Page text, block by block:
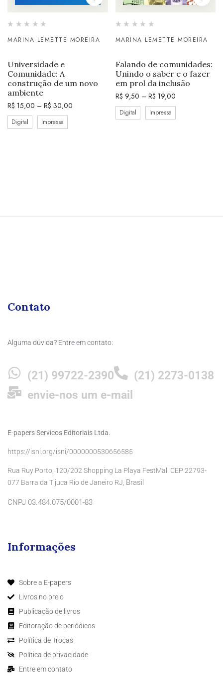
MARINA LEMETTE MOREIRA
Universidade e
Comunidade: A
construção de um novo
ambiente
R$ 15,00 – R$ 30,00
Digital Impressa
MARINA LEMETTE MOREIRA
Falando de comunidades:
Unindo o saber e o fazer
em prol da inclusão
R$ 9,50 – R$ 19,00
Digital Impressa
Contato
Alguma dúvida? Entre em contato:
(21) 99722-2390
(21) 2273-0138
envie-nos um e-mail
E-papers Servicos Editoriais Ltda.
https://isni.org/isni/0000000530656585
Rua Ruy Porto, 120/202 Shopping La Playa FestMall CEP 22793-
077 Barra da Tijuca Rio de Janeiro RJ, Brasil
CNPJ 03.484.075/0001-83
Informações
Sobre a E-papers
Livros no prelo
Publicação de livros
Editoração de periódicos
Política de Trocas
Política de privacidade
Entre em contato